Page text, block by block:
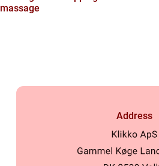
massage
Address